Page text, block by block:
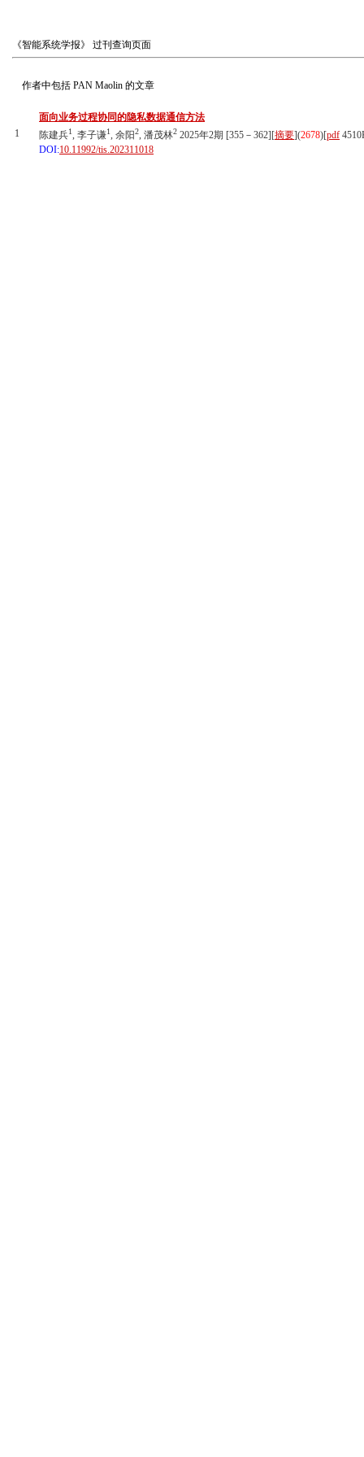
《智能系统学报》 过刊查询页面
作者中包括 PAN Maolin 的文章
1
面向业务过程协同的隐私数据通信方法
陈建兵1, 李子谦1, 余阳2, 潘茂林2 2025年2期 [355－362][摘要](2678)[pdf
DOI:10.11992/tis.202311018